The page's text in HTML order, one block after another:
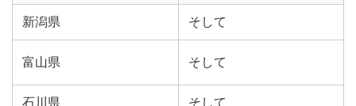
新潟県 そして
富山県 そして
石川県 そして